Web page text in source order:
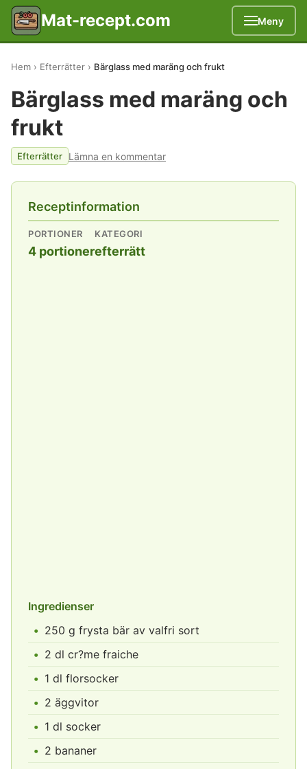
Mat-recept.com Meny
Hem Efterrätter Bärglass med maräng och frukt
Bärglass med maräng och
frukt
Efterrätter Lämna en kommentar
Receptinformation
PORTIONER
4 portioner
KATEGORI
efterrätt
Ingredienser
250 g frysta bär av valfri sort
2 dl cr?me fraiche
1 dl florsocker
2 äggvitor
1 dl socker
2 bananer